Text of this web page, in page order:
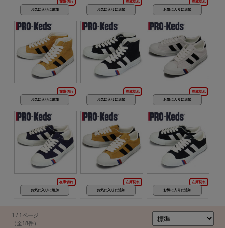
在庫切れ 在庫切れ 在庫切れ
在庫切れ 在庫切れ 在庫切れ
在庫切れ 在庫切れ 在庫切れ
1 / 1ページ
（全18件）